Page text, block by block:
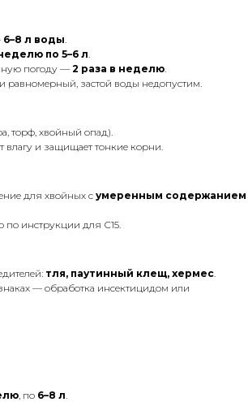
6–8 л воды.
по 5–6 л.
погоду — 2 раза в неделю.
равномерный, застой воды недопустим.
торф, хвойный опад).
влагу и защищает тонкие корни.
для хвойных с умеренным содержанием
по инструкции для С15.
тля, паутинный клещ, хермес.
— обработка инсектицидом или
, по 6–8 л.